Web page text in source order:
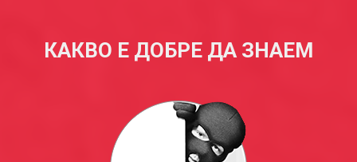
КАКВО Е ДОБРЕ ДА ЗНАЕМ